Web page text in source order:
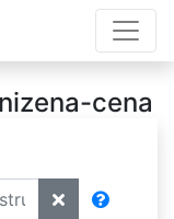
cena